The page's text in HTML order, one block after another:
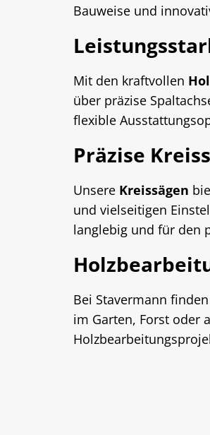
Bauweise und
Mit den kraftvollen
über präzise
flexible
Präzise
Unsere Kreissägen
und vielseitigen
langlebig und für den
Bei Stavermann
im Garten, Forst oder